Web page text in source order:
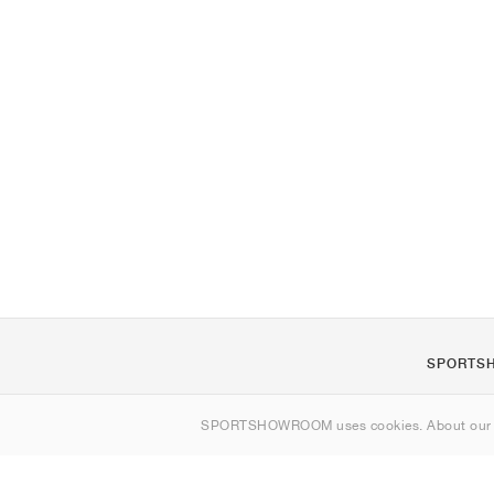
SPORTSHOWROOM uses cookies. About our
Kontakt